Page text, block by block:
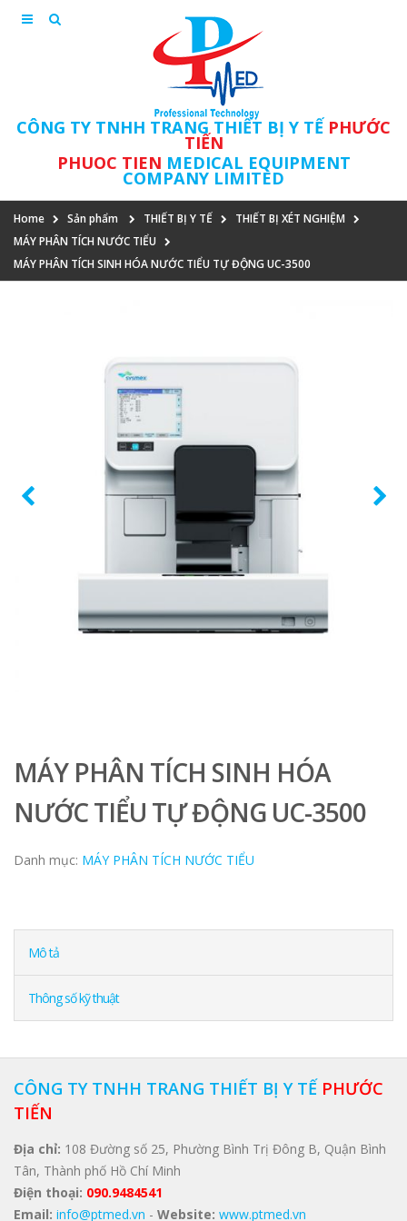
CÔNG TY TNHH TRANG THIẾT BỊ Y TẾ PHƯỚC
TIẾN
PHUOC TIEN MEDICAL EQUIPMENT
COMPANY LIMITED
Home Sản phẩm THIẾT BỊ Y TẾ
THIẾT BỊ XÉT NGHIỆM
MÁY PHÂN TÍCH NƯỚC TIỂU
MÁY PHÂN TÍCH SINH HÓA NƯỚC TIỂU TỰ ĐỘNG UC-3500
MÁY PHÂN TÍCH SINH HÓA
NƯỚC TIỂU TỰ ĐỘNG UC-3500
Danh mục: MÁY PHÂN TÍCH NƯỚC TIỂU
Mô tả
Thông số kỹ thuật
CÔNG TY TNHH TRANG THIẾT BỊ Y TẾ PHƯỚC
TIẾN
Địa chỉ: 108 Đường số 25, Phường Bình Trị Đông B, Quận Bình
Tân, Thành phố Hồ Chí Minh
Điện thoại: 090.9484541
Email: info@ptmed.vn - Website: www.ptmed.vn